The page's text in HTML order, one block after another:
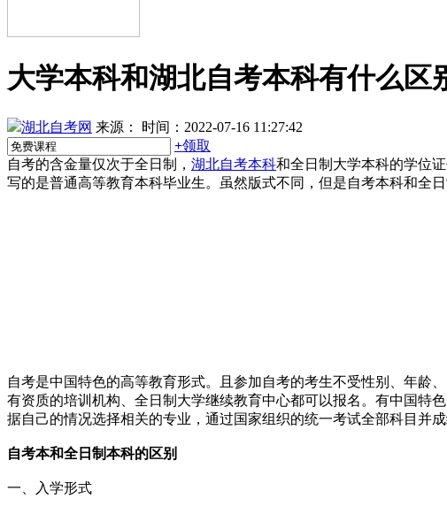
大学本科和湖北自考本科有什么区
湖北自考网 来源：
时间：2022-07-16 11:27:42
+领取
自考的含金量仅次于全日制， 湖北自考本科和全日制大学本科的学位
写的是普通高等教育本科毕业生。虽然版式不同，但是自考本科和全
自考是中国特色的高等教育形式。且参加自考的考生不受性别、年龄
有资质的培训机构、全日制大学继续教育中心都可以报名。有中国特
据自己的情况选择相关的专业，通过国家组织的统一考试全部科目并成
自考本和全日制本科的区别
一、入学形式